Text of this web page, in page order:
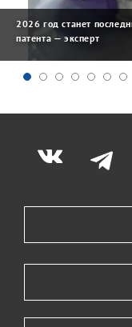
2026 год станет
патента — эксперт